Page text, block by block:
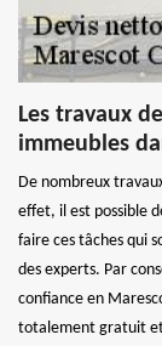
Les travaux
immeubles
De nombreux
effet, il est possible
faire ces tâches qui
des experts. Par
confiance en
totalement gratuit et